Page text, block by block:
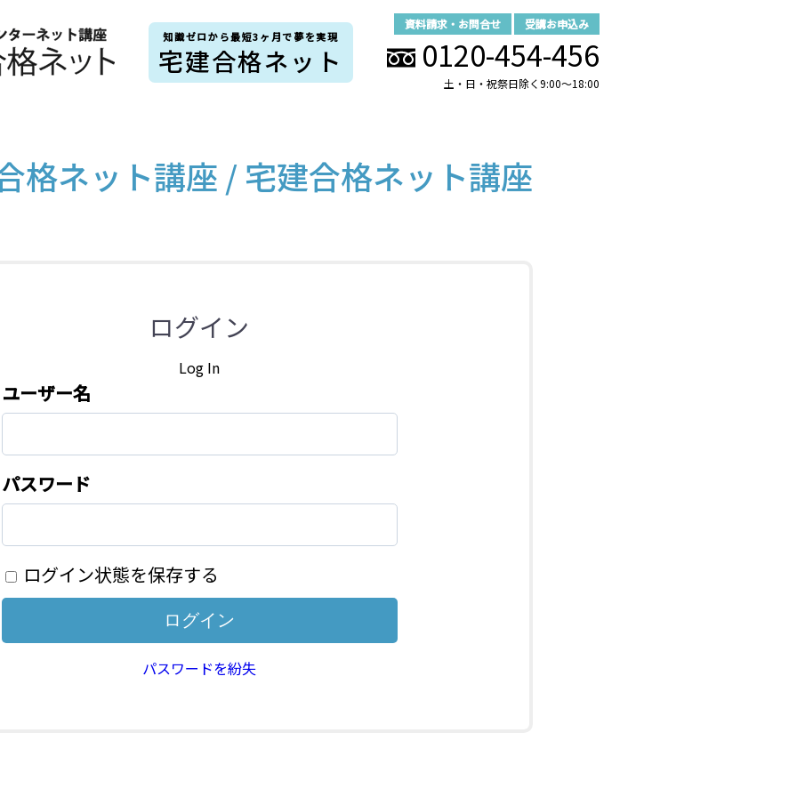
知識ゼロから最短3ヶ月で夢を実現
宅建合格ネット
資料請求・お問合せ 受講お申込み
0120-454-456
土・日・祝祭日除く9:00～18:00
格ネット講座 / 宅建合格ネット講座
ログイン
Log In
ユーザー名
パスワード
ログイン状態を保存する
パスワードを紛失